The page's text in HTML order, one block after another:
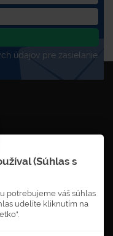
údajov pre zasielanie
(Súhlas s
potrebujeme váš súhlas
udelíte kliknutím na